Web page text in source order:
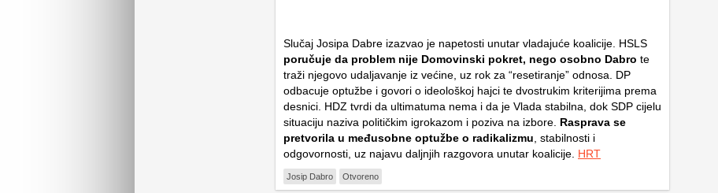
Slučaj Josipa Dabre izazvao je napetosti unutar vladajuće koalicije. HSLS
poručuje da problem nije Domovinski pokret, nego osobno Dabro te
traži njegovo udaljavanje iz većine, uz rok za “resetiranje” odnosa. DP
odbacuje optužbe i govori o ideološkoj hajci te dvostrukim kriterijima prema
desnici. HDZ tvrdi da ultimatuma nema i da je Vlada stabilna, dok SDP cijelu
situaciju naziva političkim igrokazom i poziva na izbore. Rasprava se
pretvorila u međusobne optužbe o radikalizmu , stabilnosti i
odgovornosti, uz najavu daljnjih razgovora unutar koalicije. HRT
Josip Dabro Otvoreno